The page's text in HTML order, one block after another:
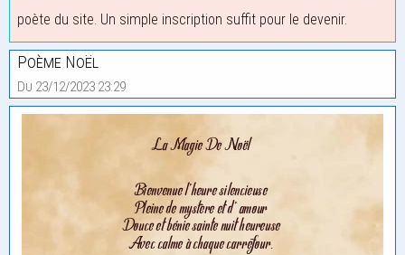
poète du site. Un simple inscription suffit pour le devenir.
Poème Noël
Du 23/12/2023 23:29